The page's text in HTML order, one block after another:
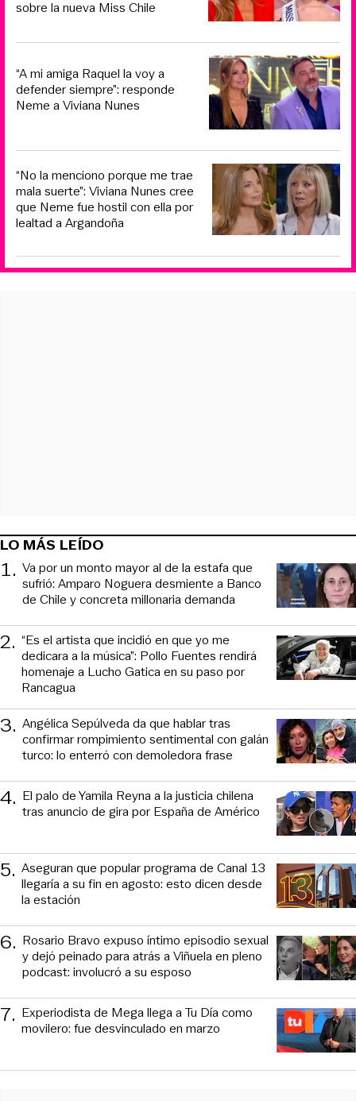
sobre la nueva Miss Chile
“A mi amiga Raquel la voy a
defender siempre”: responde
Neme a Viviana Nunes
“No la menciono porque me trae
mala suerte”: Viviana Nunes cree
que Neme fue hostil con ella por
lealtad a Argandoña
LO MÁS LEÍDO
1. Va por un monto mayor al de la estafa que
sufrió: Amparo Noguera desmiente a Banco
de Chile y concreta millonaria demanda
2. “Es el artista que incidió en que yo me
dedicara a la música”: Pollo Fuentes rendirá
homenaje a Lucho Gatica en su paso por
Rancagua
3. Angélica Sepúlveda da que hablar tras
confirmar rompimiento sentimental con galán
turco: lo enterró con demoledora frase
4. El palo de Yamila Reyna a la justicia chilena
tras anuncio de gira por España de Américo
5. Aseguran que popular programa de Canal 13
llegaría a su fin en agosto: esto dicen desde
la estación
6. Rosario Bravo expuso íntimo episodio sexual
y dejó peinado para atrás a Viñuela en pleno
podcast: involucró a su esposo
7. Experiodista de Mega llega a Tu Día como
movilero: fue desvinculado en marzo